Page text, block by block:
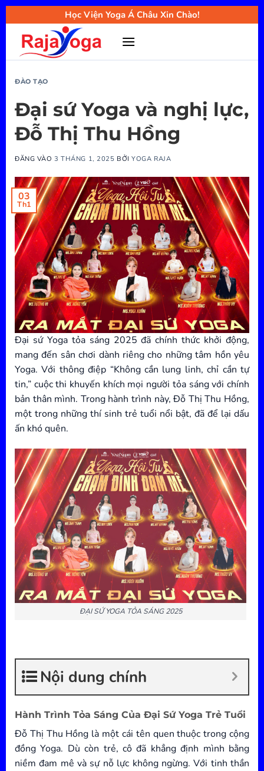
Bỏ
qua
nội
Học Viện Yoga Á Châu Xin Chào!
ĐÀO TẠO
Đại sứ Yoga và nghị lực,
Đỗ Thị Thu Hồng
ĐĂNG VÀO3 THÁNG 1, 2025 BỞIYOGA RAJA
03
Th1
Đại sứ Yoga tỏa sáng 2025 đã chính thức khởi động,
mang đến sân chơi dành riêng cho những tâm hồn yêu
Yoga. Với thông điệp “Không cần lung linh, chỉ cần tự
tin,” cuộc thi khuyến khích mọi người tỏa sáng với chính
bản thân mình. Trong hành trình này, Đỗ Thị Thu Hồng,
một trong những thí sinh trẻ tuổi nổi bật, đã để lại dấu
ấn khó quên.
ĐẠI SỨ YOGA TỎA SÁNG 2025
Nội dung chính
Hành Trình Tỏa Sáng Của Đại Sứ Yoga Trẻ Tuổi
Đỗ Thị Thu Hồng là một cái tên quen thuộc trong cộng
đồng Yoga. Dù còn trẻ, cô đã khẳng định mình bằng
niềm đam mê và sự nỗ lực không ngừng. Với tinh thần